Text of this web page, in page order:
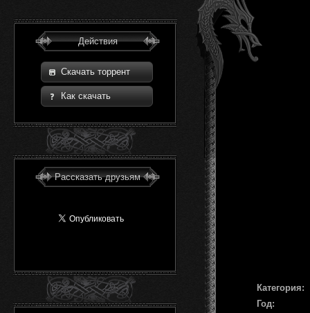
Действия
Скачать торрент
Как скачать
Рассказать друзьям
Категория:
Год: